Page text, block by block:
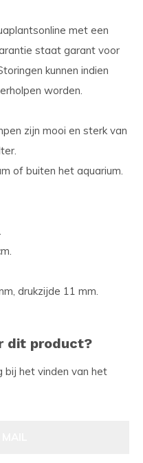
met een
staat garant voor
kunnen indien
worden.
zijn mooi en sterk van
of buiten het aquarium.
drukzijde 11 mm.
dit product?
bij het vinden van het